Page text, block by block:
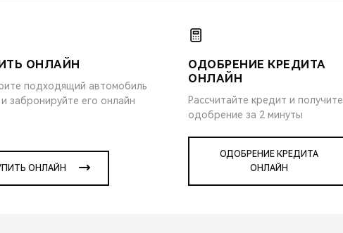
ОНЛАЙН
подходящий автомобиль
и забронируйте его онлайн
ОНЛАЙН
ОДОБРЕНИЕ КРЕДИТА
ОНЛАЙН
Рассчитайте кредит и получите
одобрение за 2 минуты
ОДОБРЕНИЕ КРЕДИТА
ОНЛАЙН